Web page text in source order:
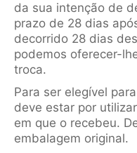
da sua intenção de
prazo de 28 dias
decorrido 28 dias
podemos oferecer-
troca.
Para ser elegível
deve estar por
em que o recebeu.
embalagem original.